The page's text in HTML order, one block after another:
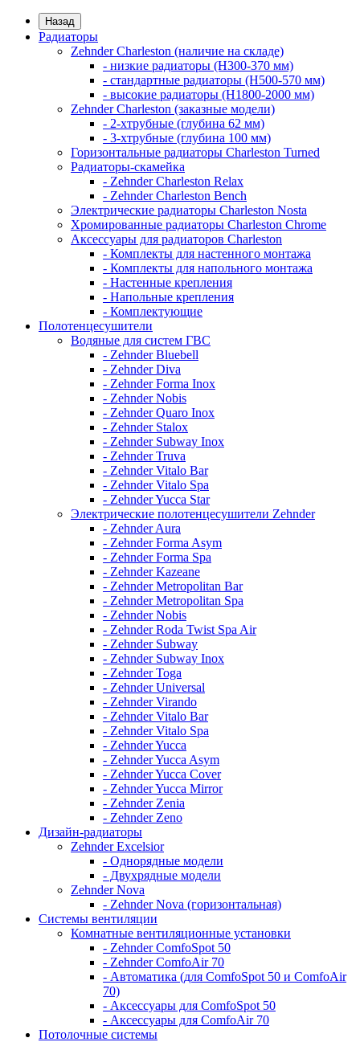
Назад
Радиаторы
Zehnder Charleston (наличие на складе)
- низкие радиаторы (H300-370 мм)
- стандартные радиаторы (H500-570 мм)
- высокие радиаторы (H1800-2000 мм)
Zehnder Charleston (заказные модели)
- 2-хтрубные (глубина 62 мм)
- 3-хтрубные (глубина 100 мм)
Горизонтальные радиаторы Charleston Turned
Радиаторы-скамейка
- Zehnder Charleston Relax
- Zehnder Charleston Bench
Электрические радиаторы Charleston Nosta
Хромированные радиаторы Charleston Chrome
Аксессуары для радиаторов Charleston
- Комплекты для настенного монтажа
- Комплекты для напольного монтажа
- Настенные крепления
- Напольные крепления
- Комплектующие
Полотенцесушители
Водяные для систем ГВС
- Zehnder Bluebell
- Zehnder Diva
- Zehnder Forma Inox
- Zehnder Nobis
- Zehnder Quaro Inox
- Zehnder Stalox
- Zehnder Subway Inox
- Zehnder Truva
- Zehnder Vitalo Bar
- Zehnder Vitalo Spa
- Zehnder Yucca Star
Электрические полотенцесушители Zehnder
- Zehnder Aura
- Zehnder Forma Asym
- Zehnder Forma Spa
- Zehnder Kazeane
- Zehnder Metropolitan Bar
- Zehnder Metropolitan Spa
- Zehnder Nobis
- Zehnder Roda Twist Spa Air
- Zehnder Subway
- Zehnder Subway Inox
- Zehnder Toga
- Zehnder Universal
- Zehnder Virando
- Zehnder Vitalo Bar
- Zehnder Vitalo Spa
- Zehnder Yucca
- Zehnder Yucca Asym
- Zehnder Yucca Cover
- Zehnder Yucca Mirror
- Zehnder Zenia
- Zehnder Zeno
Дизайн-радиаторы
Zehnder Excelsior
- Однорядные модели
- Двухрядные модели
Zehnder Nova
- Zehnder Nova (горизонтальная)
Системы вентиляции
Комнатные вентиляционные установки
- Zehnder ComfoSpot 50
- Zehnder ComfoAir 70
- Автоматика (для ComfoSpot 50 и ComfoAir
70)
- Аксессуары для ComfoSpot 50
- Аксессуары для ComfoAir 70
Потолочные системы